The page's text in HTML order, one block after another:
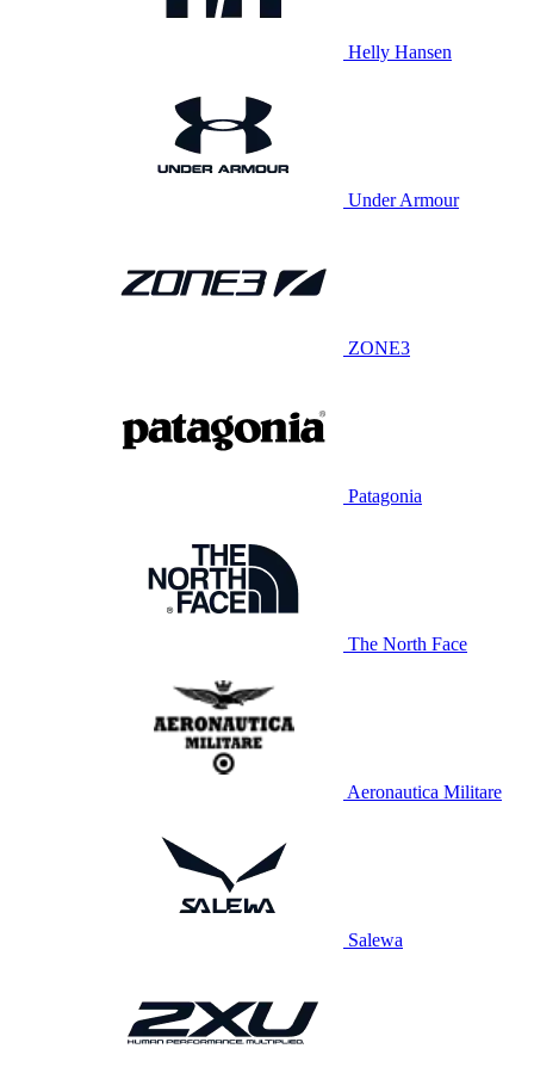
Helly Hansen
Under Armour
ZONE3
Patagonia
The North Face
Aeronautica Militare
Salewa